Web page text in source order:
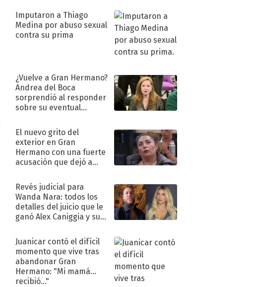
Imputaron a Thiago
Medina por abuso sexual
contra su prima
¿Vuelve a Gran Hermano?
Andrea del Boca
sorprendió al responder
sobre su eventual
El nuevo grito del
exterior en Gran
Hermano con una fuerte
acusación que dejó a
"Traidora"
Revés judicial para
Wanda Nara: todos los
detalles del juicio que le
ganó Alex Caniggia y sus
Juanicar contó el difícil
momento que vive tras
abandonar Gran
Hermano: "Mi mamá
recibió..."